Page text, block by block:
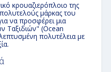
κρουαζιερόπλοιο της
μάρκας του
να προσφέρει μια
Ταξιδιών" (Ocean
πολυτέλεια με